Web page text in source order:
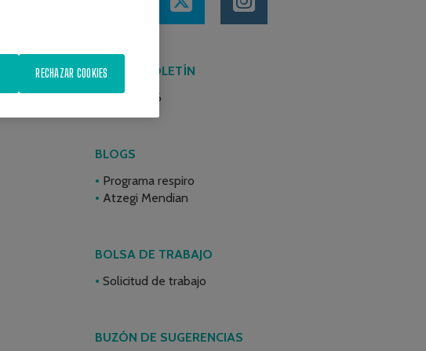
ÚLTIMO BOLETÍN
Junio 2026
BLOGS
Programa respiro
Atzegi Mendian
BOLSA DE TRABAJO
Solicitud de trabajo
BUZÓN DE SUGERENCIAS
RECHAZAR COOKIES